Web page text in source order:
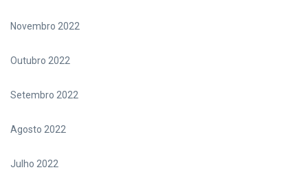
Novembro 2022
Outubro 2022
Setembro 2022
Agosto 2022
Julho 2022